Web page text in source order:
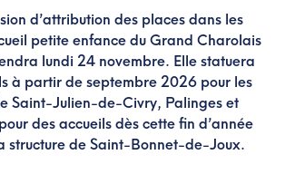
d’attribution des places dans les
petite enfance du Grand Charolais
lundi 24 novembre. Elle statuera
à partir de septembre 2026 pour les
Saint-Julien-de-Civry, Palinges et
des accueils dès cette fin d’année
structure de Saint-Bonnet-de-Joux.